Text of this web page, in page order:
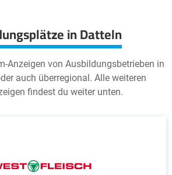
in Datteln
Anzeigen von Ausbildungsbetrieben in
auch überregional. Alle weiteren
findest du weiter unten.